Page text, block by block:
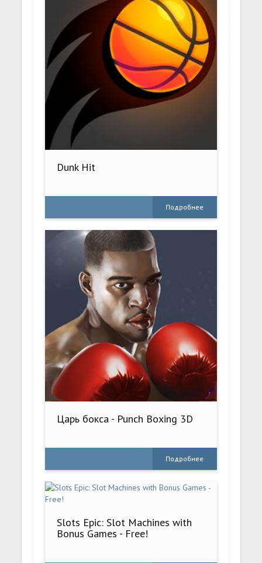
Dunk Hit
Подробнее
Царь бокса - Punch Boxing 3D
Подробнее
Slots Epic: Slot Machines with
Bonus Games - Free!